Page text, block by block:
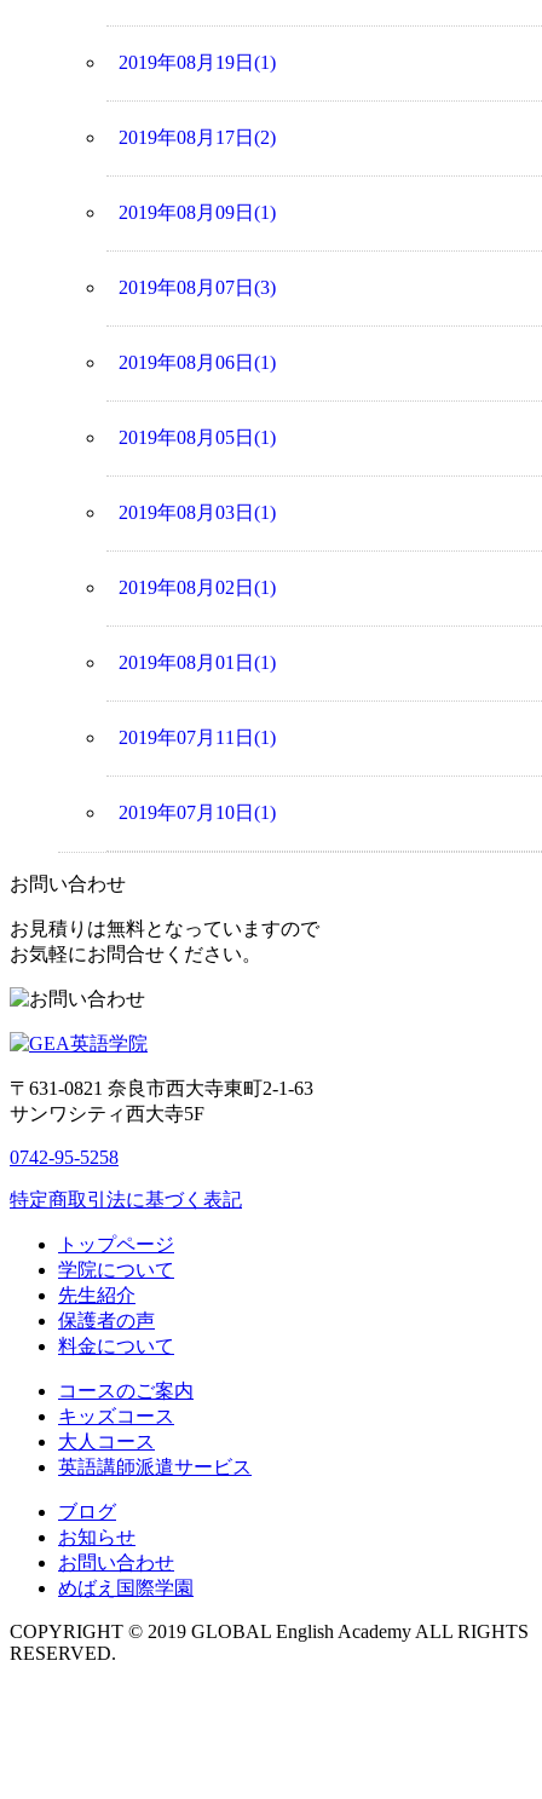
2019年08月19日(1)
2019年08月17日(2)
2019年08月09日(1)
2019年08月07日(3)
2019年08月06日(1)
2019年08月05日(1)
2019年08月03日(1)
2019年08月02日(1)
2019年08月01日(1)
2019年07月11日(1)
2019年07月10日(1)
お問い合わせ
お見積りは無料となっていますので
お気軽にお問合せください。
〒631-0821 奈良市西大寺東町2-1-63
サンワシティ西大寺5F
0742-95-5258
特定商取引法に基づく表記
トップページ
学院について
先生紹介
保護者の声
料金について
コースのご案内
キッズコース
大人コース
英語講師派遣サービス
ブログ
お知らせ
お問い合わせ
めばえ国際学園
COPYRIGHT © 2019 GLOBAL English Academy ALL RIGHTS
RESERVED.